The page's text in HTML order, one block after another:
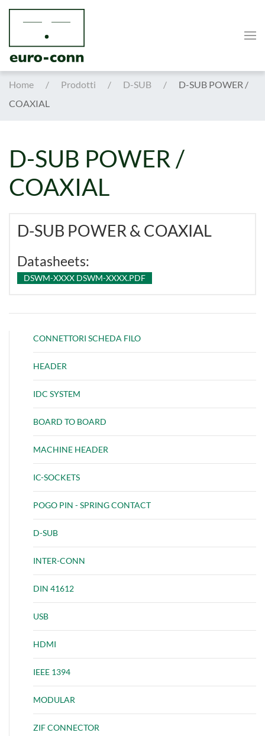
Skip to main content
Home Prodotti D-SUB
D-SUB POWER /
COAXIAL
D-SUB POWER /
COAXIAL
D-SUB POWER & COAXIAL
Datasheets:
DSWM-XXXX DSWM-XXXX.PDF
CONNETTORI SCHEDA FILO
HEADER
IDC SYSTEM
BOARD TO BOARD
MACHINE HEADER
IC-SOCKETS
POGO PIN - SPRING CONTACT
D-SUB
INTER-CONN
DIN 41612
USB
HDMI
IEEE 1394
MODULAR
ZIF CONNECTOR